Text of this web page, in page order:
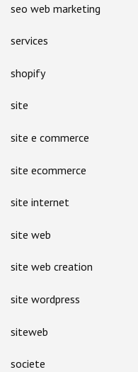
seo web marketing
services
shopify
site
site e commerce
site ecommerce
site internet
site web
site web creation
site wordpress
siteweb
societe